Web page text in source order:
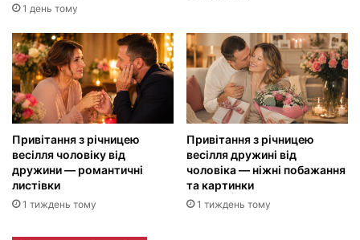
1 день тому
Привітання з річницею
весілля чоловіку від
дружини — романтичні
листівки
1 тиждень тому
Привітання з річницею
весілля дружині від
чоловіка — ніжні побажання
та картинки
1 тиждень тому